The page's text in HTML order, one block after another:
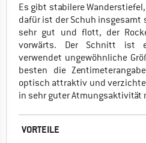
Es gibt stabilere
dafür ist der Schuh insgesamt
sehr gut und flott, der
vorwärts. Der Schnitt ist
verwendet ungewöhnliche
besten die
optisch attraktiv und
in sehr guter Atmungsaktivität
VORTEILE